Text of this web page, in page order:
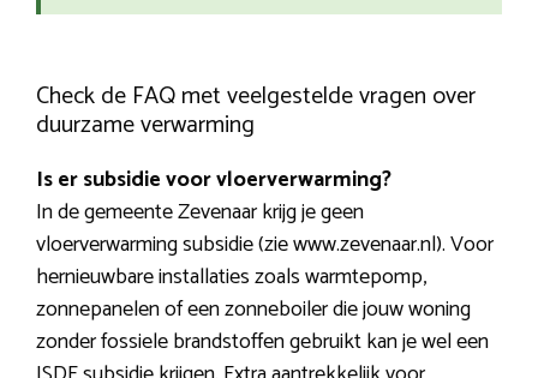
Check de FAQ met veelgestelde vragen over
duurzame verwarming
Is er subsidie voor vloerverwarming?
In de gemeente Zevenaar krijg je geen
vloerverwarming subsidie (zie www.zevenaar.nl). Voor
hernieuwbare installaties zoals warmtepomp,
zonnepanelen of een zonneboiler die jouw woning
zonder fossiele brandstoffen gebruikt kan je wel een